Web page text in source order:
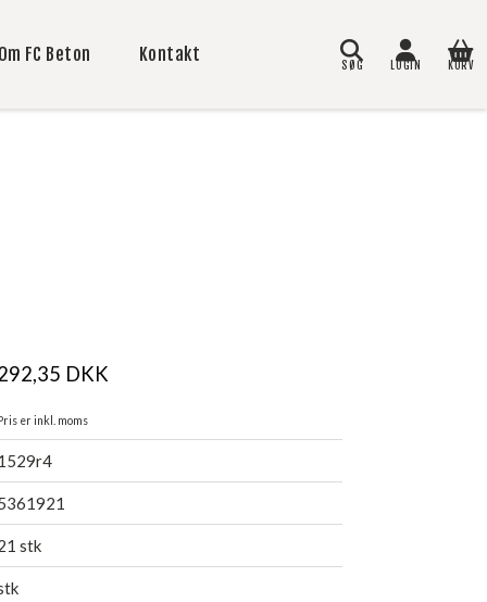
Om FC Beton Kontakt SØG LOGIN KURV
DKK
er inkl. moms
stk